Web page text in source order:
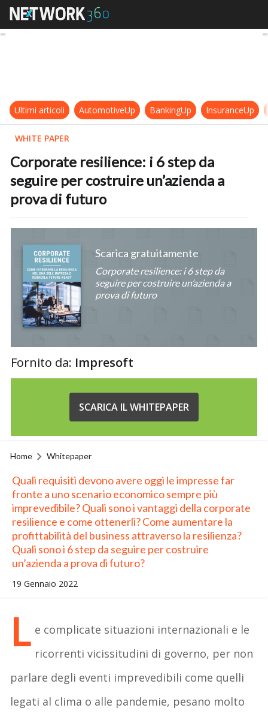
Corporate resilience: i 6 step da
Ultimi articoli AutomotiveUp BankingUp InsuranceUp
WHITE PAPER
Corporate resilience: i 6 step da
seguire per costruire un’azienda a
prova di futuro
Scarica gratuitamente
Corporate resilience: i 6 step da
seguire per costruire un’azienda a
prova di futuro
Fornito da: Impresoft
SCARICA IL WHITEPAPER
Home Whitepaper
Quali requisiti devono avere oggi le impresse far
fronte a uno scenario economico sempre più
imprevedibile? Quali sono i vantaggi della corporate
resilience e come ottenerli? Come aumentare la
profittabilità del business attraverso la resilienza?
Quali sono i 6 step da seguire per costruire
un’azienda a prova di futuro?
19 Gennaio 2022
L e complicate situazioni internazionali e le
ricorrenti vicissitudini di governo, per non
parlare degli eventi imprevedibili come quelli
legati al clima o alle pandemie, pesano molto